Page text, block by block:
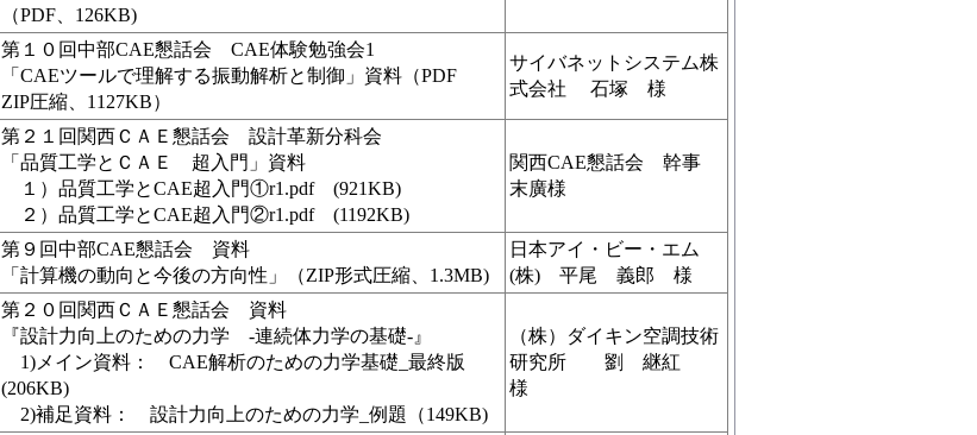
（PDF、126KB)
第１０回中部CAE懇話会 CAE体験勉強会1
「CAEツールで理解する振動解析と制御」資料（PDF
ZIP圧縮、1127KB）
サイバネットシステム株
式会社 石塚 様
第２１回関西ＣＡＥ懇話会 設計革新分科会
「品質工学とＣＡＥ 超入門」資料
１）品質工学とCAE超入門①r1.pdf (921KB)
２）品質工学とCAE超入門②r1.pdf (1192KB)
関西CAE懇話会 幹事
末廣様
第９回中部CAE懇話会 資料
「計算機の動向と今後の方向性」（ZIP形式圧縮、1.3MB)
日本アイ・ビー・エム
(株) 平尾 義郎 様
第２０回関西ＣＡＥ懇話会 資料
『設計力向上のための力学 -連続体力学の基礎-』
1)メイン資料： CAE解析のための力学基礎_最終版
(206KB)
2)補足資料： 設計力向上のための力学_例題（149KB)
（株）ダイキン空調技術
研究所 劉 継紅
様